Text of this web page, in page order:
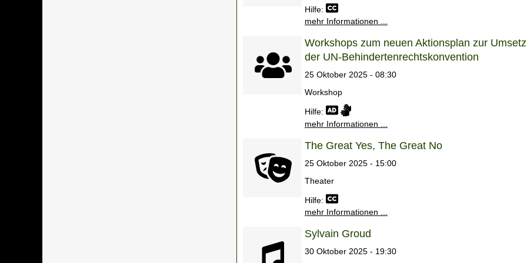
Hilfe:
mehr Informationen ...
Workshops zum neuen Aktionsplan zur
der UN-Behindertenrechtskonvention
25 Oktober 2025 - 08:30
Workshop
Hilfe:
mehr Informationen ...
The Great Yes, The Great No
25 Oktober 2025 - 15:00
Theater
Hilfe:
mehr Informationen ...
Sylvain Groud
30 Oktober 2025 - 19:30